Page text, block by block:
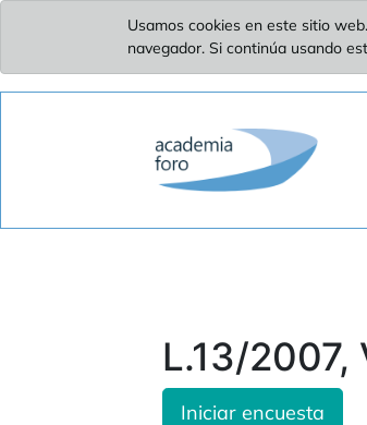
Usamos cookies en este sitio
navegador. Si continúa usando
L.13/2007,
Iniciar encuesta